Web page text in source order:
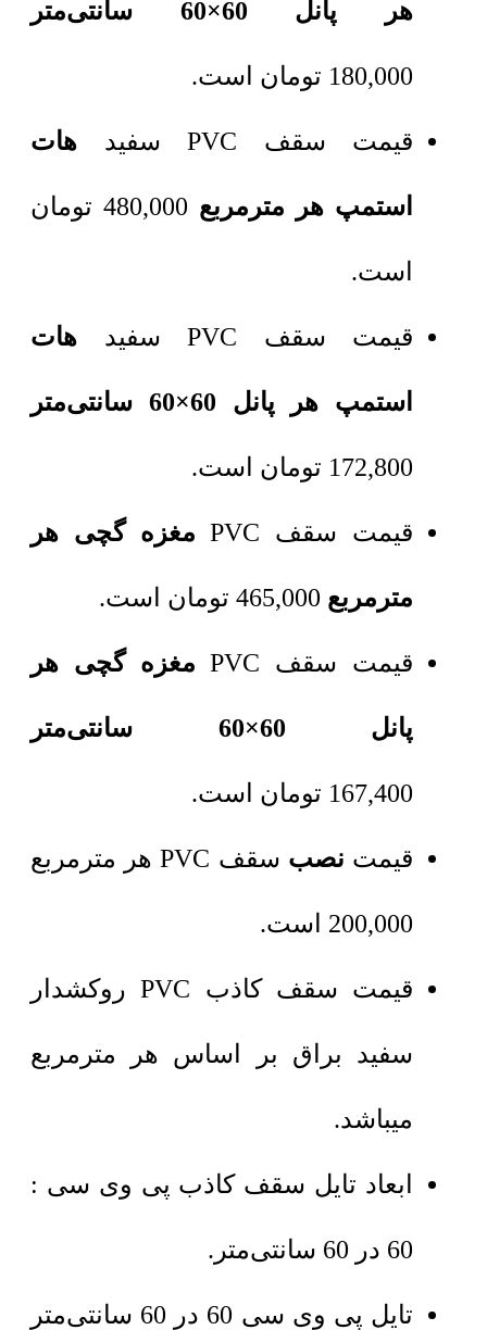
هر پانل 60×60 سانتی‌متر
180,000 تومان است.
قیمت سقف PVC سفید هات
استمپ هر مترمربع 480,000 تومان
است.
قیمت سقف PVC سفید هات
استمپ هر پانل 60×60 سانتی‌متر
172,800 تومان است.
قیمت سقف PVC مغزه گچی هر
مترمربع 465,000 تومان است.
قیمت سقف PVC مغزه گچی هر
پانل 60×60 سانتی‌متر
167,400 تومان است.
قیمت نصب سقف PVC هر مترمربع
200,000 است.
قیمت سقف کاذب PVC روکشدار
سفید براق بر اساس هر مترمربع
میباشد.
ابعاد تایل سقف کاذب پی وی سی :
60 در 60 سانتی‌متر.
تایل پی وی سی 60 در 60 سانتی‌متر